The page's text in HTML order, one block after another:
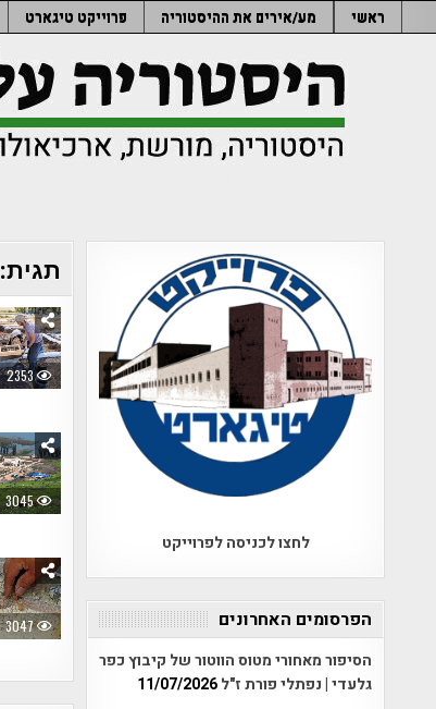
to
ראשי מע/אירים את ההיסטוריה פרוייקט טיגארט
תגית:
2353
3045
3047
לחצו לכניסה לפרוייקט
הפרסומים האחרונים
הסיפור מאחורי מטוס הווטור של קיבוץ כפר
גלעדי | נפתלי פורת ז"ל11/07/2026